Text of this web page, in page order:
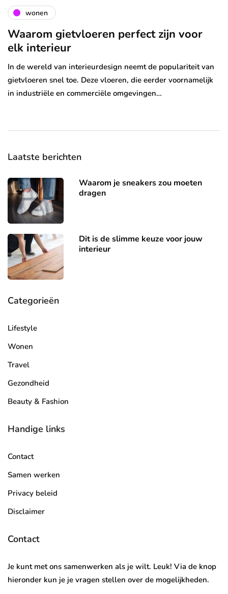
wonen
Waarom gietvloeren perfect zijn voor
elk interieur
In de wereld van interieurdesign neemt de populariteit van
gietvloeren snel toe. Deze vloeren, die eerder voornamelijk
in industriële en commerciële omgevingen…
Laatste berichten
Waarom je sneakers zou moeten
dragen
Dit is de slimme keuze voor jouw
interieur
Categorieën
Lifestyle
Wonen
Travel
Gezondheid
Beauty & Fashion
Handige links
Contact
Samen werken
Privacy beleid
Disclaimer
Contact
Je kunt met ons samenwerken als je wilt. Leuk! Via de knop
hieronder kun je je vragen stellen over de mogelijkheden.